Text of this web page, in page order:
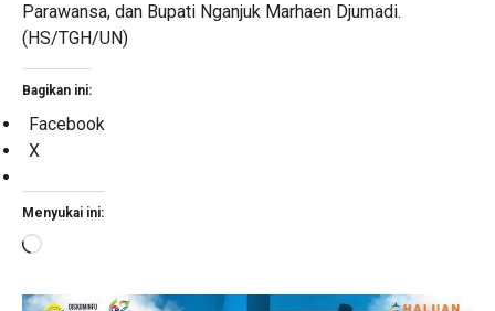
Parawansa, dan Bupati Nganjuk Marhaen Djumadi.
(HS/TGH/UN)
Bagikan ini:
Facebook
X
Menyukai ini:
Memuat...